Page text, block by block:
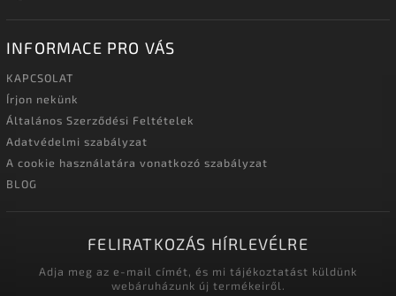
INFORMACE PRO VÁS
KAPCSOLAT
Írjon nekünk
Általános Szerződési Feltételek
Adatvédelmi szabályzat
A cookie használatára vonatkozó szabályzat
BLOG
FELIRATKOZÁS HÍRLEVÉLRE
Adja meg az e-mail címét, és mi tájékoztatást küldünk
webáruházunk új termékeiről.